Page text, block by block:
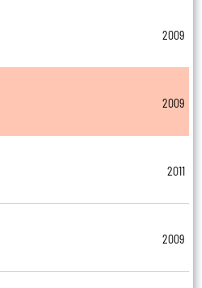
2009
2009
2011
2009